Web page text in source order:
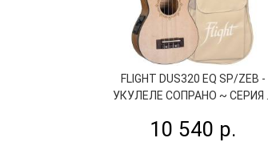
FLIGHT DUS320 EQ SP/ZEB -
УКУЛЕЛЕ СОПРАНО ~ СЕРИЯ ...
10 540 р.